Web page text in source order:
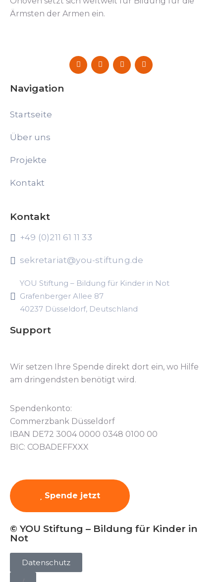
Ärmsten der Armen ein.
Navigation
Startseite
Über uns
Projekte
Kontakt
Kontakt
+49 (0)211 61 11 33
sekretariat@you-stiftung.de
YOU Stiftung – Bildung für Kinder in Not
Grafenberger Allee 87
40237 Düsseldorf, Deutschland
Support
Wir setzen Ihre Spende direkt dort ein, wo Hilfe
am dringendsten benötigt wird.
Spendenkonto:
Commerzbank Düsseldorf
IBAN DE72 3004 0000 0348 0100 00
BIC: COBADEFFXXX
Spende jetzt
© YOU Stiftung – Bildung für Kinder in
Not
Datenschutz